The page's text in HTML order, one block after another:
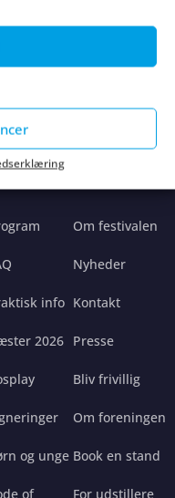
info
2026
og unge
of
Om festivalen
Nyheder
Kontakt
Presse
Bliv frivillig
Om foreningen
Book en stand
For udstillere